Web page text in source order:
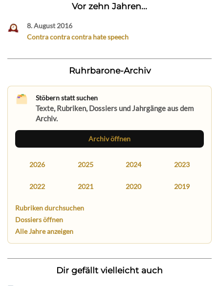
Vor zehn Jahren...
8. August 2016
Contra contra contra hate speech
Ruhrbarone-Archiv
Stöbern statt suchen
Texte, Rubriken, Dossiers und Jahrgänge aus dem
Archiv.
Archiv öffnen
2026 2025 2024 2023
2022 2021 2020 2019
Rubriken durchsuchen
Dossiers öffnen
Alle Jahre anzeigen
Dir gefällt vielleicht auch